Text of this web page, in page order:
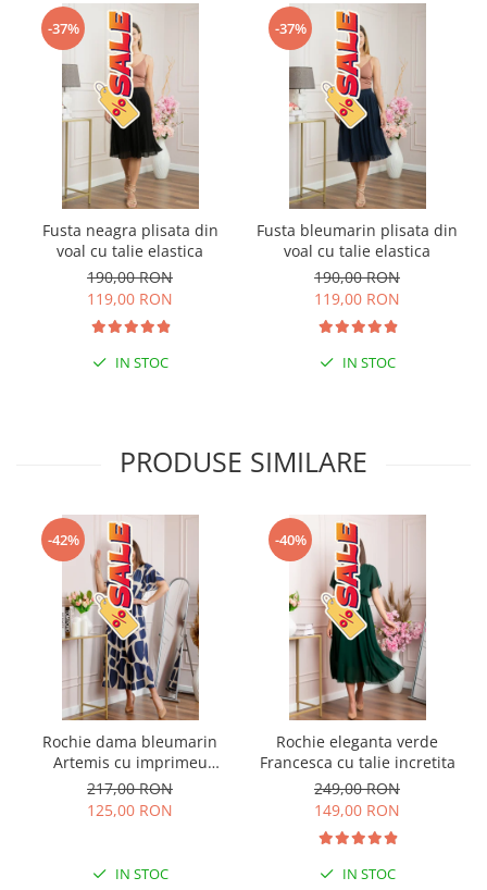
-37%
Fusta neagra plisata din
voal cu talie elastica
190,00 RON
119,00 RON
IN STOC
-37%
Fusta bleumarin plisata din
voal cu talie elastica
190,00 RON
119,00 RON
IN STOC
PRODUSE SIMILARE
-42%
Rochie dama bleumarin
Artemis cu imprimeu
abstract si cordon in talie
217,00 RON
125,00 RON
IN STOC
-40%
Rochie eleganta verde
Francesca cu talie incretita
249,00 RON
149,00 RON
IN STOC